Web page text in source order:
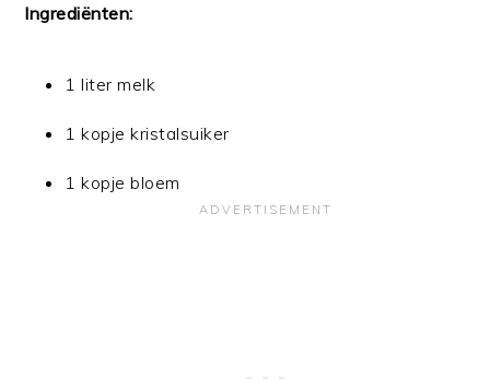
Ingrediënten:
1 liter melk
1 kopje kristalsuiker
1 kopje bloem